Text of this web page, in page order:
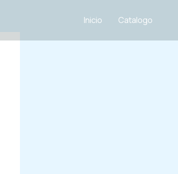
Inicio Catalogo